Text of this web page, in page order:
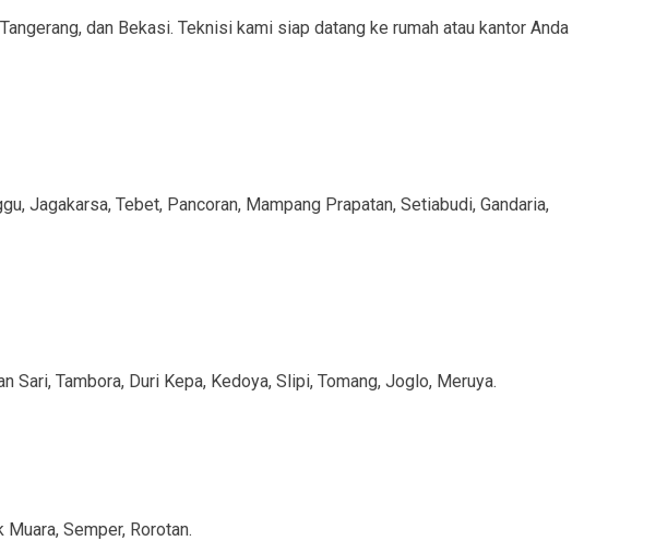
dan Bekasi. Teknisi kami siap datang ke rumah atau kantor Anda
Jagakarsa, Tebet, Pancoran, Mampang Prapatan, Setiabudi, Gandaria,
Sari, Tambora, Duri Kepa, Kedoya, Slipi, Tomang, Joglo, Meruya.
Semper, Rorotan.